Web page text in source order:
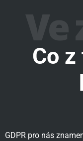
Ve
Co
GDPR pro nás